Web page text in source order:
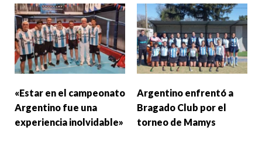
«Estar en el campeonato
Argentino fue una
experiencia inolvidable»
Argentino enfrentó a
Bragado Club por el
torneo de Mamys